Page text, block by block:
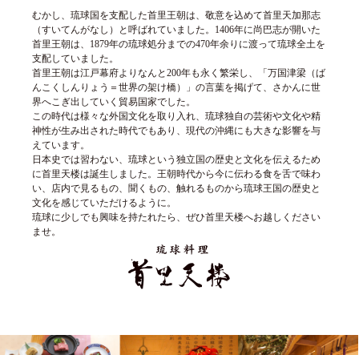
むかし、琉球国を支配した首里王朝は、敬意を込めて首里天加那志
（すいてんがなし）と 呼ばれていました。1406年に尚巴志が開いた
首里王朝は、1879年の琉球処分までの470年余りに渡って琉球全土を
支配していました。
首里王朝は江戸幕府よりなんと200年も永く繁栄し、「万国津梁（ば
んこく しんりょう＝世界の架け橋）」の言葉を掲げて、さかんに世
界へこぎ出していく貿易国家でした。
この時代は様々な外国文化を取り入れ、琉球独自の芸術や文化や精
神性が生み出された時代でもあり、現代の沖縄にも大きな影響を与
えていま す。
日本史では習わない、琉球という独立国の歴史と文化を伝えるため
に首里天楼は誕生しました。王朝時代から今に伝わる食を舌で味わ
い、店内で見るもの、聞くもの、触れるものから琉球王国の歴史と
文化を感じていただけるように。
琉球に少しでも興味を持たれたら、ぜひ首里天楼へお越しください
ませ。